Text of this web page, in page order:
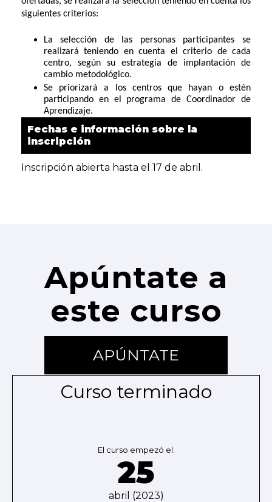
siguientes criterios:
La selección de las personas participantes se
realizará teniendo en cuenta el criterio de cada
centro, según su estrategia de implantación de
cambio metodológico.
Se priorizará a los centros que hayan o estén
participando en el programa de Coordinador de
Aprendizaje.
Fechas e información sobre la
inscripción
Inscripción abierta hasta el 17 de abril.
Apúntate a
este curso
APÚNTATE
Curso terminado
El curso empezó el:
25
abril (2023)